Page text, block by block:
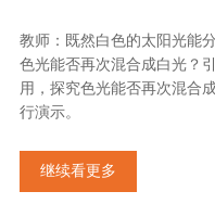
教师：既然白色的太阳光能
色光能否再次混合成白光？
用，探究色光能否再次混合
行演示。
继续看更多